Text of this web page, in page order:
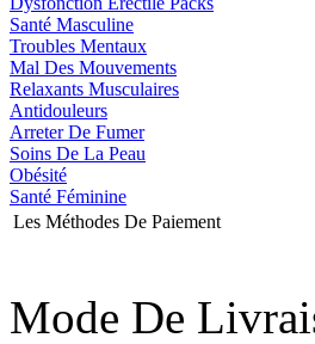
Santé Masculine
Troubles Mentaux
Mal Des Mouvements
Relaxants Musculaires
Antidouleurs
Arreter De Fumer
Soins De La Peau
Obésité
Santé Féminine
Les Méthodes De Paiement
Mode De